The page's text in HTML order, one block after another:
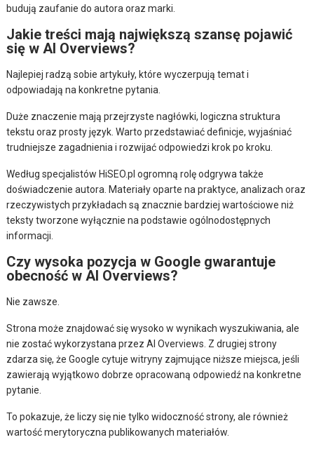
budują zaufanie do autora oraz marki.
Jakie treści mają największą szansę pojawić
się w AI Overviews?
Najlepiej radzą sobie artykuły, które wyczerpują temat i
odpowiadają na konkretne pytania.
Duże znaczenie mają przejrzyste nagłówki, logiczna struktura
tekstu oraz prosty język. Warto przedstawiać definicje, wyjaśniać
trudniejsze zagadnienia i rozwijać odpowiedzi krok po kroku.
Według specjalistów HiSEO.pl ogromną rolę odgrywa także
doświadczenie autora. Materiały oparte na praktyce, analizach oraz
rzeczywistych przykładach są znacznie bardziej wartościowe niż
teksty tworzone wyłącznie na podstawie ogólnodostępnych
informacji.
Czy wysoka pozycja w Google gwarantuje
obecność w AI Overviews?
Nie zawsze.
Strona może znajdować się wysoko w wynikach wyszukiwania, ale
nie zostać wykorzystana przez AI Overviews. Z drugiej strony
zdarza się, że Google cytuje witryny zajmujące niższe miejsca, jeśli
zawierają wyjątkowo dobrze opracowaną odpowiedź na konkretne
pytanie.
To pokazuje, że liczy się nie tylko widoczność strony, ale również
wartość merytoryczna publikowanych materiałów.